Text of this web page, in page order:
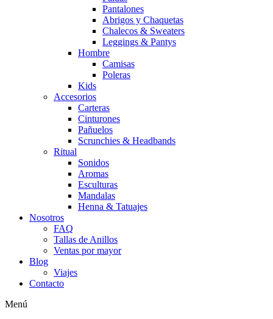
Pantalones
Abrigos y Chaquetas
Chalecos & Sweaters
Leggings & Pantys
Hombre
Camisas
Poleras
Kids
Accesorios
Carteras
Cinturones
Pañuelos
Scrunchies & Headbands
Ritual
Sonidos
Aromas
Esculturas
Mandalas
Henna & Tatuajes
Nosotros
FAQ
Tallas de Anillos
Ventas por mayor
Blog
Viajes
Contacto
Menú